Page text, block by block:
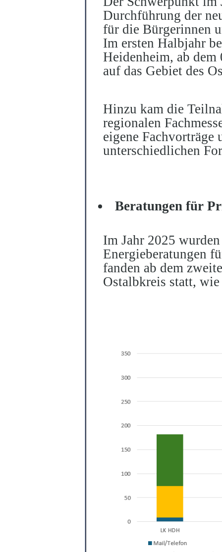
Durchführung der
für die Bürgerinnen
Im ersten Halbjahr
Heidenheim, ab dem
auf das Gebiet des
Hinzu kam die
regionalen
eigene
unterschiedlichen
Beratungen für
Im Jahr 2025
Energieberatungen
fanden ab dem
Ostalbkreis statt,